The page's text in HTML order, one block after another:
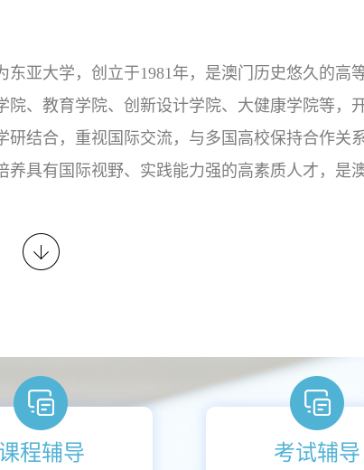
亚大学，创立于1981年，是澳门历史悠久的高
、教育学院、创新设计学院、大健康学院等，
结合，重视国际交流，与多国高校保持合作关
具有国际视野、实践能力强的高素质人才，是
课程辅导 考试辅导